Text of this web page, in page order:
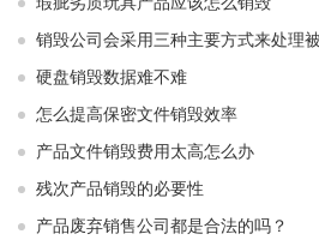
销毁公司会采用三种主要方式来处理
硬盘销毁数据难不难
怎么提高保密文件销毁效率
产品文件销毁费用太高怎么办
残次产品销毁的必要性
产品废弃销售公司都是合法的吗？